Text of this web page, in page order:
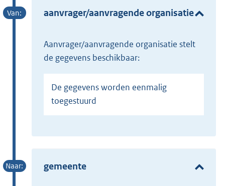
aanvrager/aanvragende organisatie
aanvrager/aanvragende organisatie stelt
de gegevens beschikbaar:
De gegevens worden eenmalig
toegestuurd
gemeente